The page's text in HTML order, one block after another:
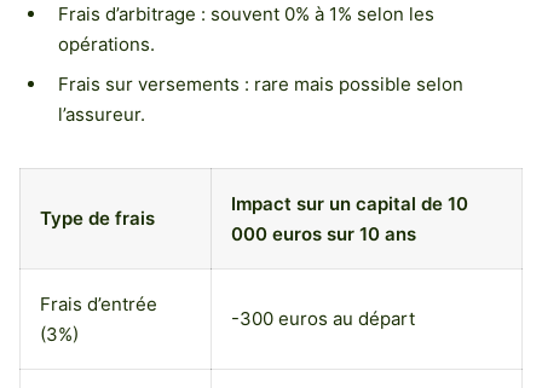
Frais d’arbitrage : souvent 0% à 1% selon les
opérations.
Frais sur versements : rare mais possible selon
l’assureur.
Type de frais
Impact sur un capital de 10
000 euros sur 10 ans
Frais d’entrée
(3%)
-300 euros au départ